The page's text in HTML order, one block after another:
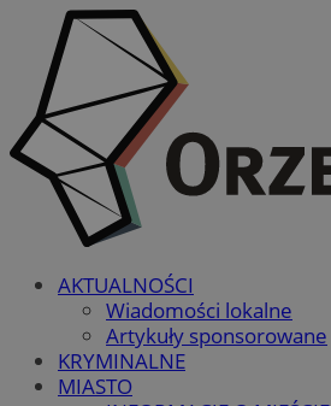
AKTUALNOŚCI
Wiadomości lokalne
Artykuły sponsorowane
KRYMINALNE
MIASTO